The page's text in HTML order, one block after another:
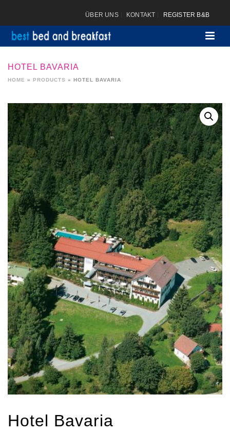
ÜBER UNS KONTAKT REGISTER B&B
HOTEL BAVARIA
HOME » PRODUCTS » HOTEL BAVARIA
Hotel Bavaria